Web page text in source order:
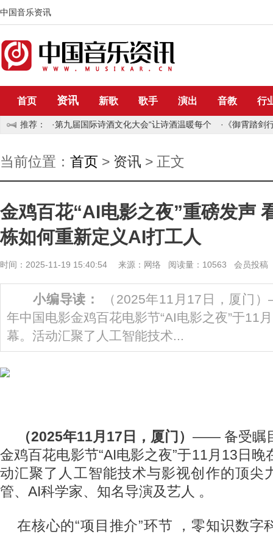
中国音乐资讯
首页 资讯 新歌 歌手 演出 音教 行
推荐： ·第九届国际诗酒文化大会“让诗酒温暖每个 · 《御霄踏
当前位置： 首页 > 资讯 > 正文
金鸡百花“AI电影之夜”重磅发声
栋如何重新定义AI打工人
时间：2025-11-19 15:40:54 来源：网络 阅读量：10563 会员投稿
小编导读：
（2025年11月17日，厦门
年中国电影金鸡百花电影节“AI电影之夜”于11
幕。活动汇聚了人工智能技术...
（2025年11月17日，厦门） —— 备受瞩
金鸡百花电影节“AI电影之夜”于11月13日
动汇聚了人工智能技术与影视创作的顶尖
管、AI科学家、知名导演及艺人 。
在核心的“项目推介”环节 ，零知识数字